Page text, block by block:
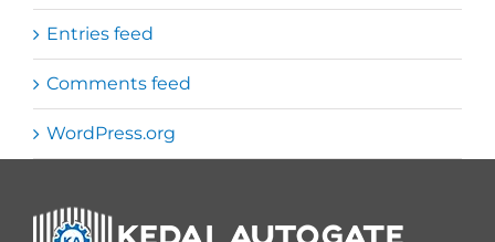
Entries feed
Comments feed
WordPress.org